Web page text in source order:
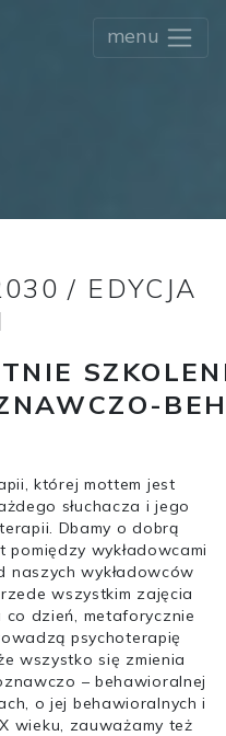
menu
/ EDYCJA
której mottem jest
słuchacza i jego
Dbamy o dobrą
wykładowcami
naszych wykładowców
wszystkim zajęcia
dzień, metaforycznie
psychoterapię
wszystko się zmienia
– behawioralnej
o jej behawioralnych i
wieku, zauważamy też